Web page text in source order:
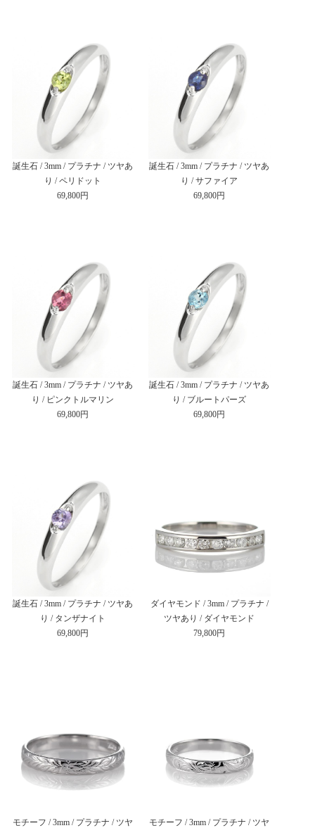
誕生石 / 3mm / プラチナ / ツヤあ
り / ペリドット
69,800円
誕生石 / 3mm / プラチナ / ツヤあ
り / サファイア
69,800円
誕生石 / 3mm / プラチナ / ツヤあ
り / ピンクトルマリン
69,800円
誕生石 / 3mm / プラチナ / ツヤあ
り / ブルートパーズ
69,800円
誕生石 / 3mm / プラチナ / ツヤあ
り / タンザナイト
69,800円
ダイヤモンド / 3mm / プラチナ /
ツヤあり / ダイヤモンド
79,800円
モチーフ / 3mm / プラチナ / ツヤ
モチーフ / 3mm / プラチナ / ツヤ